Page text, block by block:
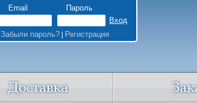
Email Пароль
Забыли пароль?| Регистрация